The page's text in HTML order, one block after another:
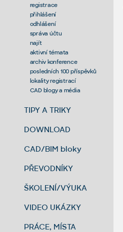
registrace
přihlášení
odhlášení
správa účtu
najít
aktivní témata
archiv konference
posledních 100 příspěvků
lokality registrací
CAD blogy a média
TIPY A TRIKY
DOWNLOAD
CAD/BIM bloky
PŘEVODNÍKY
ŠKOLENÍ/VÝUKA
VIDEO UKÁZKY
PRÁCE, MÍSTA